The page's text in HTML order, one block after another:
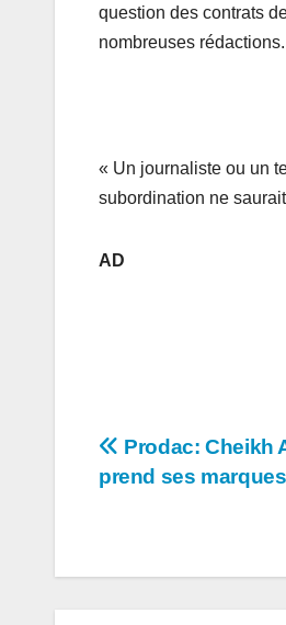
question des contrats
nombreuses rédactions.
« Un journaliste ou un
subordination ne
AD
Navigation
de
Prodac: Cheikh
prend ses marques